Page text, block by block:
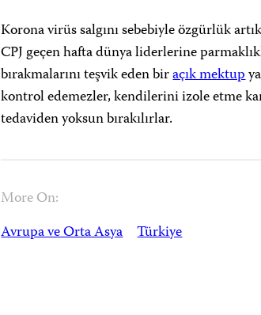
Korona virüs salgını sebebiyle özgürlük
CPJ geçen hafta dünya liderlerine
bırakmalarını teşvik eden biraçık mektup
kontrol edemezler, kendilerini izole etme
tedaviden yoksun bırakılırlar.
More On:
Avrupa ve Orta Asya Türkiye